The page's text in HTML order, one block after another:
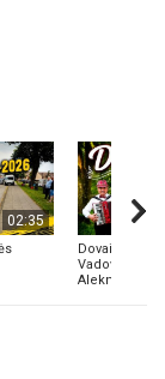
02:35
Dovainonių
Vadovas
Aleknavičius